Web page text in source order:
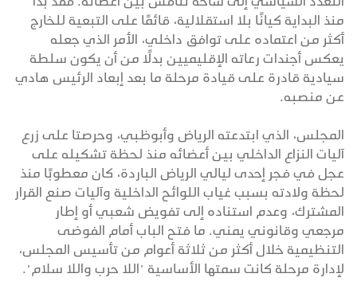
منذ البداية كيانًا بلا استقلالية، قائمًا على التبعية للخارج
أكثر من اعتماده على توافق داخلي، الأمر الذي جعله
يعكس أجندات رعاته الإقليميين بدلًا من أن يكون سلطة
سيادية قادرة على قيادة مرحلة ما بعد إبعاد الرئيس هادي
عن منصبه.
المجلس، الذي ابتدعته الرياض وأبوظبي، وحرصتا على زرع
آليات النزاع الداخلي بين أعضائه منذ لحظة تشكيله على
عجل في فجر إحدى ليالي الرياض الباردة، كان معطوبًا منذ
لحظة ولادته بسبب غياب اللوائح الداخلية وآليات صنع القرار
المشترك، وعدم استناده إلى تفويض شعبي أو إطار
مرجعي وقانوني يمني. ما فتح الباب أمام الفوضى
التنظيمية خلال أكثر من ثلاثة أعوام من تأسيس المجلس،
لإدارة مرحلة كانت سمتها الأساسية "اللا حرب واللا سلام".